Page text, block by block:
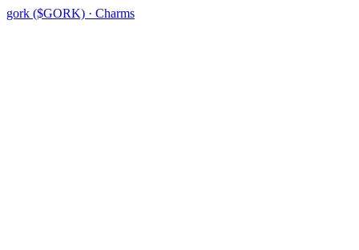
gork ($GORK) · Charms